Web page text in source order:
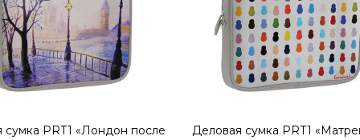
18995р.
сумка PRT1 «Лондон после Деловая сумка PRT1